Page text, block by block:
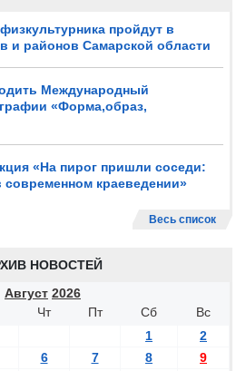
пройдут в
и районов Самарской области
Международный
«Форма,образ,
«На пирог пришли соседи:
краеведении»
Весь список
НОВОСТЕЙ
Август 2026
Чт Пт Сб
Вс
1
2
6 7 8
9